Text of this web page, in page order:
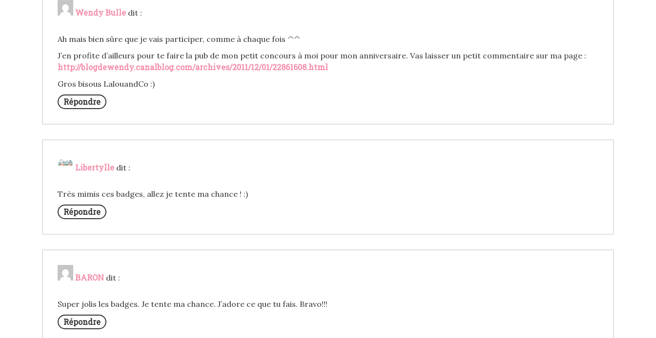
Wendy Bulle dit :
Ah mais bien sûre que je vais participer, comme à chaque fois ^^
J’en profite d’ailleurs pour te faire la pub de mon petit concours à moi pour mon anniversaire. Vas laisser un petit commentaire sur ma page :
http://blogdewendy.canalblog.com/archives/2011/12/01/22861608.html
Gros bisous LalouandCo :)
Répondre
Libertylle dit :
Très mimis ces badges, allez je tente ma chance ! :)
Répondre
BARON dit :
Super jolis les badges. Je tente ma chance. J’adore ce que tu fais. Bravo!!!
Répondre